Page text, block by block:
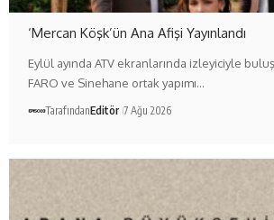
‘Mercan Köşk’ün Ana Afişi Yayınlandı
Eylül ayında ATV ekranlarında izleyiciyle
FARO ve Sinehane ortak yapımı…
TarafındanEditör 7 Ağu 2026